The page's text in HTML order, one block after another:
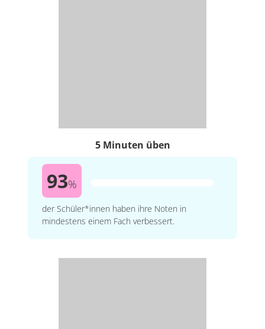
5 Minuten üben
93%
der Schüler*innen haben ihre Noten in
mindestens einem Fach verbessert.